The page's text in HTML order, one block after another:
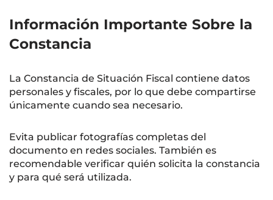
Información Importante Sobre la
Constancia
La Constancia de Situación Fiscal contiene datos
personales y fiscales, por lo que debe compartirse
únicamente cuando sea necesario.
Evita publicar fotografías completas del
documento en redes sociales. También es
recomendable verificar quién solicita la constancia
y para qué será utilizada.